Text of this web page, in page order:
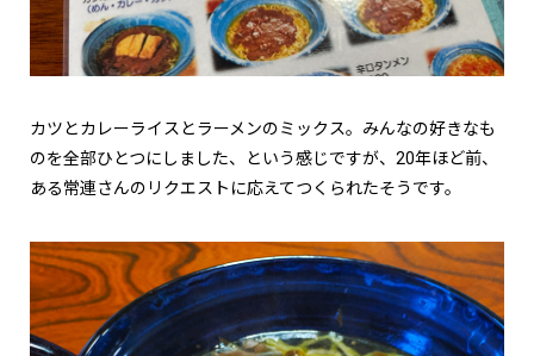
カツとカレーライスとラーメンのミックス。みんなの好きなも
のを全部ひとつにしました、という感じですが、20年ほど前、
ある常連さんのリクエストに応えてつくられたそうです。